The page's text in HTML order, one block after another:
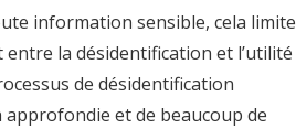
information sensible, cela limite
entre la désidentification et l’utilité
de désidentification
approfondie et de beaucoup de